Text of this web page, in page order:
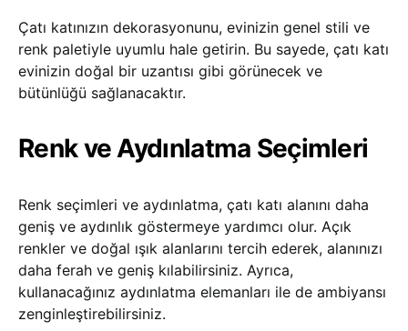
Çatı katınızın dekorasyonunu, evinizin genel stili ve
renk paletiyle uyumlu hale getirin. Bu sayede, çatı katı
evinizin doğal bir uzantısı gibi görünecek ve
bütünlüğü sağlanacaktır.
Renk ve Aydınlatma Seçimleri
Renk seçimleri ve aydınlatma, çatı katı alanını daha
geniş ve aydınlık göstermeye yardımcı olur. Açık
renkler ve doğal ışık alanlarını tercih ederek, alanınızı
daha ferah ve geniş kılabilirsiniz. Ayrıca,
kullanacağınız aydınlatma elemanları ile de ambiyansı
zenginleştirebilirsiniz.